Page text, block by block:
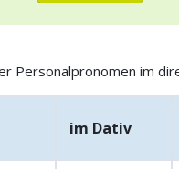
Personalpronomen im
im Dativ